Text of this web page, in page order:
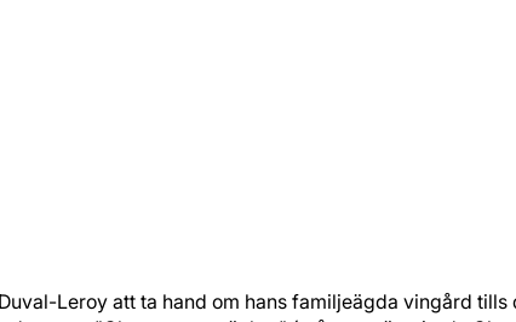
Leroy att ta hand om hans familjeägda vingård